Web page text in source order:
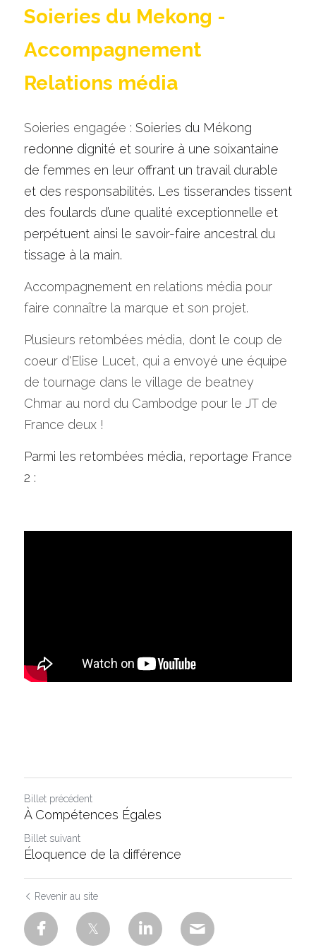
Soieries du Mekong -
Accompagnement
Relations média
Soieries engagée : Soieries du Mékong
redonne dignité et sourire à une soixantaine
de femmes en leur offrant un travail durable
et des responsabilités. Les tisserandes tissent
des foulards d’une qualité exceptionnelle et
perpétuent ainsi le savoir-faire ancestral du
tissage à la main.
Accompagnement en relations média pour
faire connaître la marque et son projet.
Plusieurs retombées média, dont le coup de
coeur d'Elise Lucet, qui a envoyé une équipe
de tournage dans le village de beatney
Chmar au nord du Cambodge pour le JT de
France deux !
Parmi les retombées média, reportage France
2 :
Billet précédent
À Compétences Égales
Billet suivant
Éloquence de la différence
Revenir au site